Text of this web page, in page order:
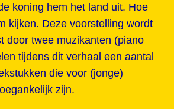
koning hem het land uit. Hoe
kijken. Deze voorstelling wordt
door twee muzikanten (piano
tijdens dit verhaal een aantal
die voor (jonge)
zijn.